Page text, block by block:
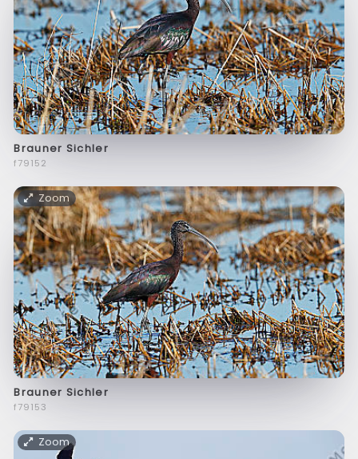
Brauner Sichler
f79152
Zoom
Brauner Sichler
f79153
Zoom